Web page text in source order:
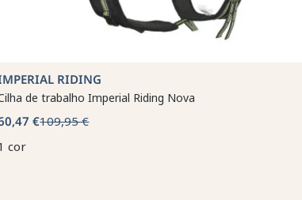
RIDING
de trabalho Imperial Riding Nova
€109,95 €
cor